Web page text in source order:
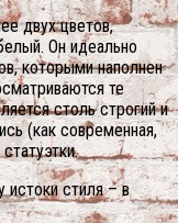
двух цветов,
Он идеально
которыми наполнен
те
столь строгий и
(как современная,
истоки стиля – в